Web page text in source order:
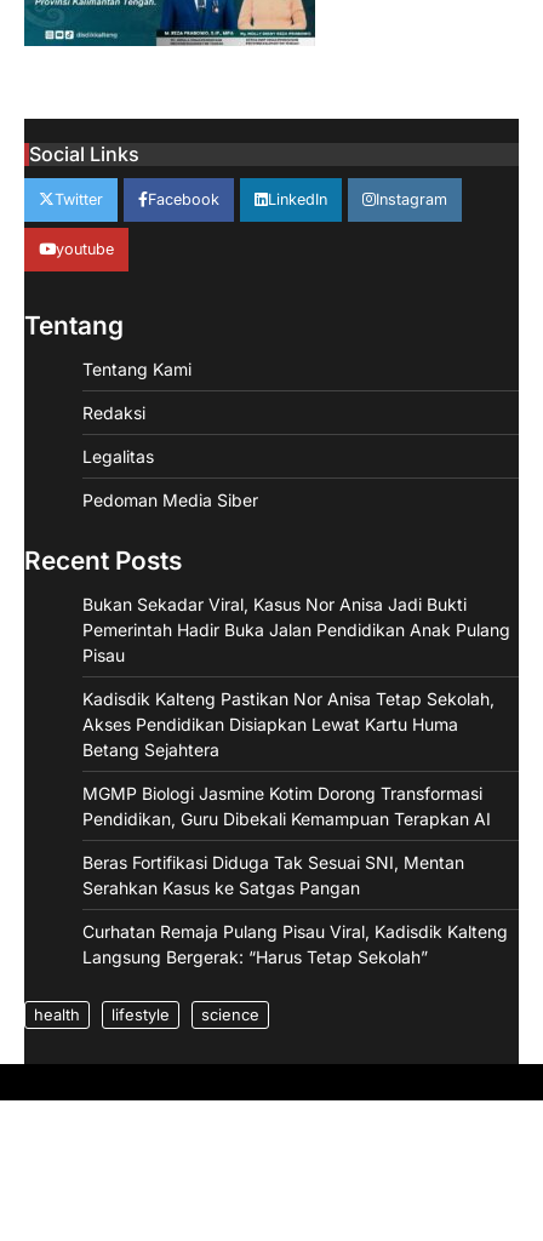
Social Links
Twitter Facebook LinkedIn Instagram
youtube
Tentang
Tentang Kami
Redaksi
Legalitas
Pedoman Media Siber
Recent Posts
Bukan Sekadar Viral, Kasus Nor Anisa Jadi Bukti
Pemerintah Hadir Buka Jalan Pendidikan Anak Pulang
Pisau
Kadisdik Kalteng Pastikan Nor Anisa Tetap Sekolah,
Akses Pendidikan Disiapkan Lewat Kartu Huma
Betang Sejahtera
MGMP Biologi Jasmine Kotim Dorong Transformasi
Pendidikan, Guru Dibekali Kemampuan Terapkan AI
Beras Fortifikasi Diduga Tak Sesuai SNI, Mentan
Serahkan Kasus ke Satgas Pangan
Curhatan Remaja Pulang Pisau Viral, Kadisdik Kalteng
Langsung Bergerak: “Harus Tetap Sekolah”
health lifestyle science